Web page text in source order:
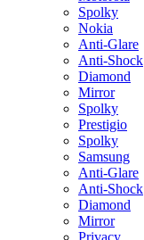
Spolky
Nokia
Anti-Glare
Anti-Shock
Diamond
Mirror
Spolky
Prestigio
Spolky
Samsung
Anti-Glare
Anti-Shock
Diamond
Mirror